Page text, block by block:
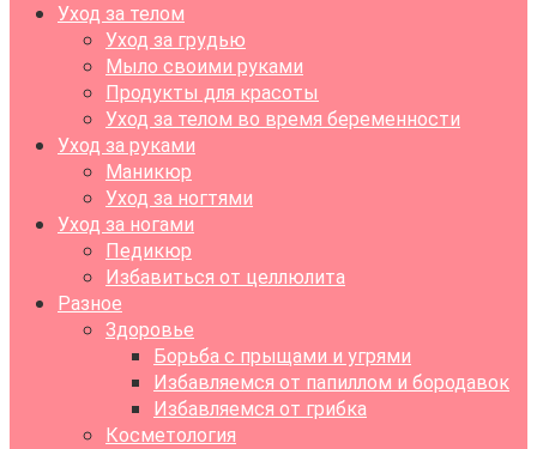
Уход за телом
Уход за грудью
Мыло своими руками
Продукты для красоты
Уход за телом во время беременности
Уход за руками
Маникюр
Уход за ногтями
Уход за ногами
Педикюр
Избавиться от целлюлита
Разное
Здоровье
Борьба с прыщами и угрями
Избавляемся от папиллом и бородавок
Избавляемся от грибка
Косметология